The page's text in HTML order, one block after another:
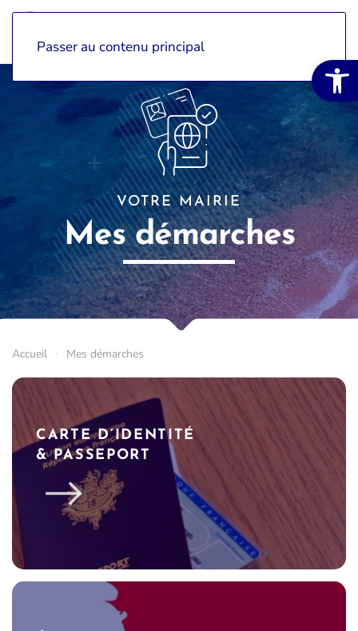
Ouvrir
Passer au contenu principal
VOTRE MAIRIE
Mes démarches
Accueil Mes démarches
CARTE D’IDENTITÉ
& PASSEPORT